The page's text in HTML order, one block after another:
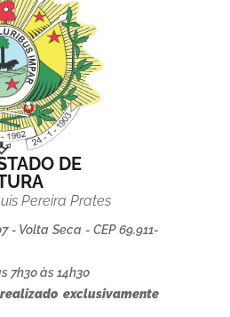
DE
Pereira Prates
- Volta Seca - CEP 69.911-
7h30 às 14h30
exclusivamente